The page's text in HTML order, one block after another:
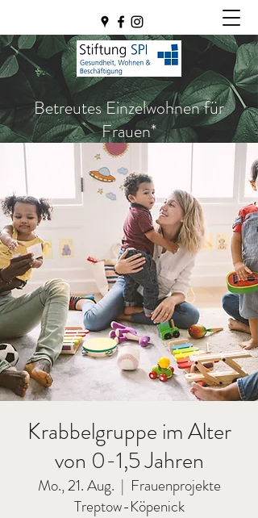
Betreutes Einzelwohnen für
Frauen*
Krabbelgruppe im Alter
von 0-1,5 Jahren
Mo., 21. Aug.
  |
Frauenprojekte
Treptow-Köpenick